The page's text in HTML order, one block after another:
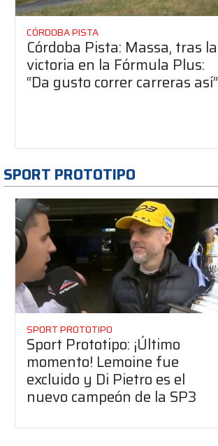
CÓRDOBA PISTA
Córdoba Pista: Massa, tras la
victoria en la Fórmula Plus:
“Da gusto correr carreras así”
SPORT PROTOTIPO
SPORT PROTOTIPO
Sport Prototipo: ¡Último
momento! Lemoine fue
excluido y Di Pietro es el
nuevo campeón de la SP3